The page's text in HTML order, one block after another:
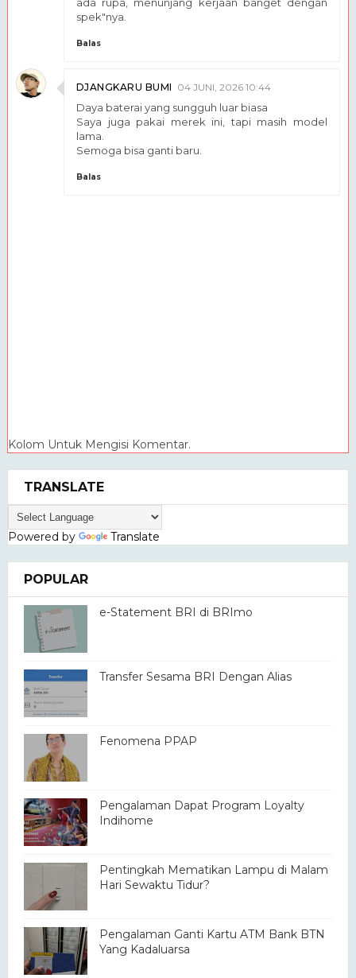
spek"nya.
Balas
DJANGKARU BUMI 04 JUNI, 2026 10:44
Daya baterai yang sungguh luar biasa
Saya juga pakai merek ini, tapi masih model
lama.
Semoga bisa ganti baru.
Balas
Kolom Untuk Mengisi Komentar.
TRANSLATE
Powered by Translate
POPULAR
e-Statement BRI di BRImo
Transfer Sesama BRI Dengan Alias
Fenomena PPAP
Pengalaman Dapat Program Loyalty
Indihome
Pentingkah Mematikan Lampu di Malam
Hari Sewaktu Tidur?
Pengalaman Ganti Kartu ATM Bank BTN
Yang Kadaluarsa